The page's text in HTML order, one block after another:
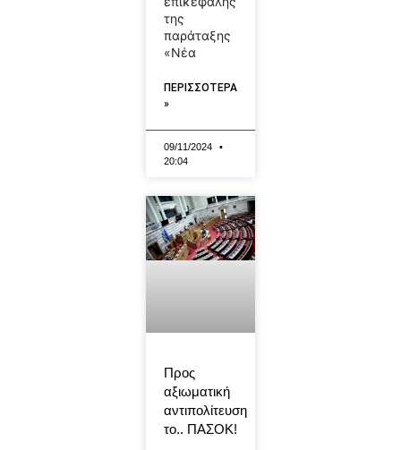
της
παράταξης
«Νέα
ΠΕΡΙΣΣΟΤΕΡΑ
»
09/11/2024
20:04
Προς
αξιωματική
αντιπολίτευση
το.. ΠΑΣΟΚ!